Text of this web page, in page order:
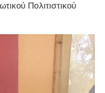
Πολιτιστικού